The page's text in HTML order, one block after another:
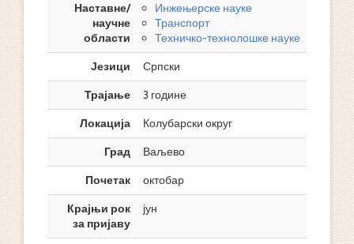
Наставне/
научне
области
Инжењерске науке
Транспорт
Техничко-технолошке науке
Језици
Српски
Трајање
3 године
Локација
Колубарски округ
Град
Ваљево
Почетак
октобар
Крајњи рок
за пријаву
јун